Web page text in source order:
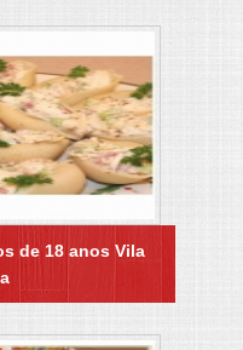
de 18 anos Vila